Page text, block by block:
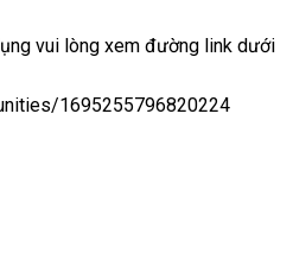
vui lòng xem đường link dưới
1695255796820224